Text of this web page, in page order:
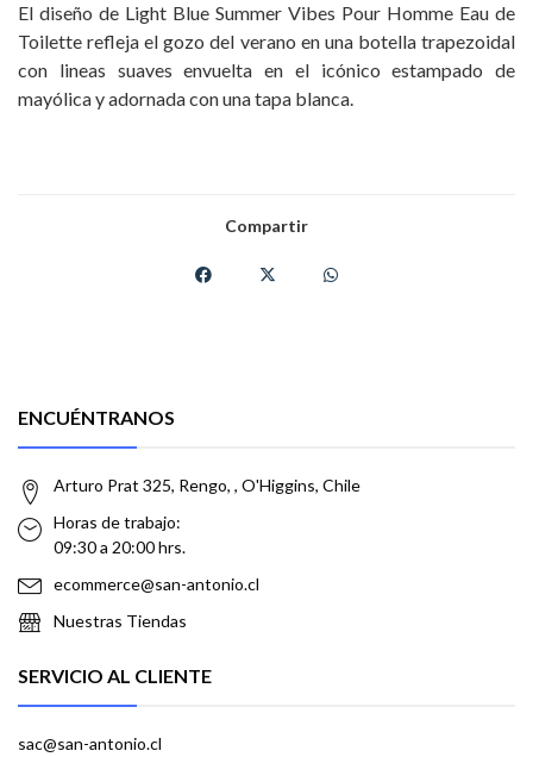
El diseño de Light Blue Summer Vibes Pour Homme Eau de
Toilette refleja el gozo del verano en una botella trapezoidal
con lineas suaves envuelta en el icónico estampado de
mayólica y adornada con una tapa blanca.
Compartir
ENCUÉNTRANOS
Arturo Prat 325, Rengo, , O'Higgins, Chile
Horas de trabajo:
09:30 a 20:00 hrs.
ecommerce@san-antonio.cl
Nuestras Tiendas
SERVICIO AL CLIENTE
sac@san-antonio.cl